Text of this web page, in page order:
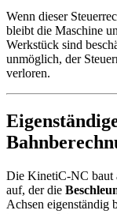
Wenn dieser
bleibt die Maschine
Werkstück sind
unmöglich, der
verloren.
Die KinetiC-NC baut
auf, der die
Achsen eigenständig